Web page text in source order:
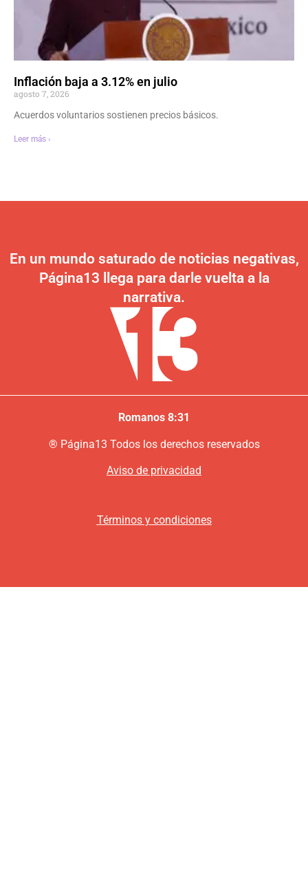
Inflación baja a 3.12% en julio
agosto 7, 2026
Acuerdos voluntarios sostienen precios básicos.
Leer más ›
En un mundo saturado de noticias negativas,
Página13 llega para darle vuelta a la
narrativa.
Romanos 8:31
® Página13 Todos los derechos reservados
Aviso de privacidad
Términos y condiciones